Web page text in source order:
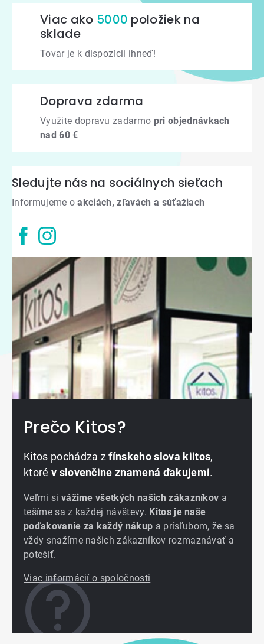
Viac ako 5000 položiek na
sklade
Tovar je k dispozícii ihneď!
Doprava zdarma
Využite dopravu zadarmo pri objednávkach
nad 60 €
Sledujte nás na sociálnych sieťach
Informujeme oakciách, zľavách a súťažiach
Prečo Kitos?
Kitos pochádza zfínskeho slova kiitos,
ktoré v slovenčine znamená ďakujemi.
Veľmi si vážime všetkých našich zákazníkov a
tešíme sa z každej návštevy. Kitos je naše
poďakovanie za každý nákup a prísľubom, že sa
vždy snažíme našich zákazníkov rozmaznávať a
potešiť.
Viac informácií o spoločnosti